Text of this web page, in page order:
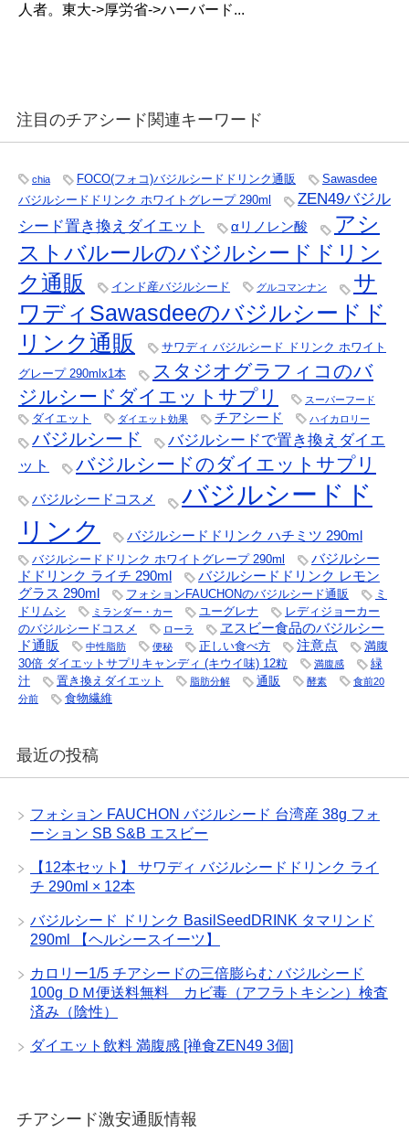
人者。東大->厚労省->ハーバード...
注目のチアシード関連キーワード
chia FOCO(フォコ)バジルシードドリンク通販
Sawasdee
バジルシードドリンク ホワイトグレープ 290ml
ZEN49バジル
シード置き換えダイエット
αリノレン酸
アシ
ストバルールのバジルシードドリン
ク通販
インド産バジルシード グルコマンナン
サ
ワディSawasdeeのバジルシードド
リンク通販
サワディ バジルシード ドリンク ホワイト
グレープ 290mlx1本
スタジオグラフィコのバ
ジルシードダイエットサプリ
スーパーフード
ダイエット ダイエット効果 チアシード ハイカロリー
バジルシード
バジルシードで置き換えダイエ
ット
バジルシードのダイエットサプリ
バジルシードコスメ
バジルシードド
リンク
バジルシードドリンク ハチミツ 290ml
バジルシードドリンク ホワイトグレープ 290ml
バジルシー
ドドリンク ライチ 290ml
バジルシードドリンク レモン
グラス 290ml
フォションFAUCHONのバジルシード通販
ミ
ドリムシ
ミランダー・カー ユーグレナ
レディジョーカー
のバジルシードコスメ
ローラ
ヱスビー食品のバジルシー
ド通販
中性脂肪 便秘 正しい食べ方 注意点
満腹
30倍 ダイエットサプリキャンディ (キウイ味) 12粒
満腹感
緑
汁
置き換えダイエット 脂肪分解 通販 酵素
食前20
分前
食物繊維
最近の投稿
フォション FAUCHON バジルシード 台湾産 38g フォ
ーション SB S&B エスビー
【12本セット】 サワディ バジルシードドリンク ライ
チ 290ml × 12本
バジルシード ドリンク BasilSeedDRINK タマリンド
290ml 【ヘルシースイーツ】
カロリー1/5 チアシードの三倍膨らむ バジルシード
100g ＤＭ便送料無料 カビ毒（アフラトキシン）検査
済み（陰性）
ダイエット飲料 満腹感 [禅食ZEN49 3個]
チアシード激安通販情報